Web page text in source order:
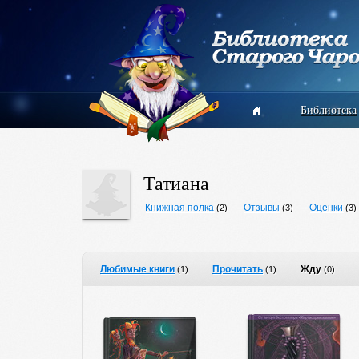
Библиотека
Татиана
Книжная полка (2) Отзывы (3) Оценки (3)
Любимые книги (1) Прочитать (1) Жду (0)